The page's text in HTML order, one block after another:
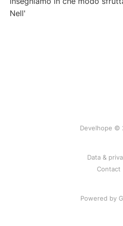
Nell'
Develhope ©
Data &
Contact
Powered by